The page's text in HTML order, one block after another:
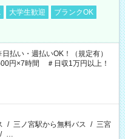
大学生歓迎
ブランクOK
払い・週払いOK！（規定有）
円×7時間 ＃日収1万円以上！
/ 三ノ宮駅から無料バス / 三宮
/ …